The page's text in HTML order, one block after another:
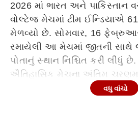
2026 માં ભારત અને પાકિસ્તાન
વોલ્ટેજ મેચમાં ટીમ ઈન્ડિયાએ
મેળવ્યો છે. સોમવાર, 16
રમાયેલી આ મેચમાં જીતની સાથે
પોતાનું સ્થાન નિશ્ચિત કરી લીધું
ઐતિહાસિક મેચના અંતિમ
યાદવ અને ચાઈનામેન બોલર
વધુ વાંચો